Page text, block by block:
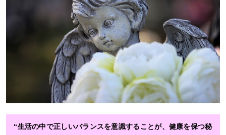
“生活の中で正しいバランスを意識することが、健康を保つ秘